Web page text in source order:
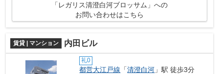
「レガリス清澄白河ブロッサム」への
お問い合わせはこちら
賃貸 | マンション 内田ビル
礼0
都営大江戸線 「清澄白河 」駅 徒歩3分